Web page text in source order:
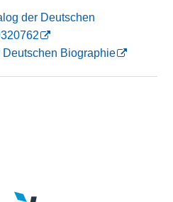
der Deutschen
Biographie